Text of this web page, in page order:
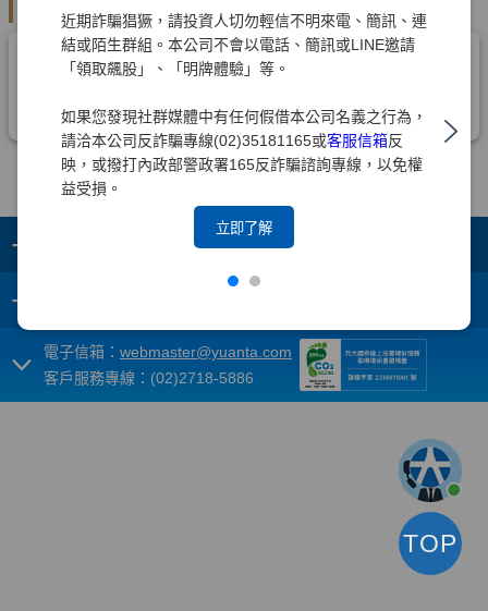
近期詐騙猖獗，請投資人切勿輕信不明來電、簡訊、連
結或陌生群組。本公司不會以電話、簡訊或LINE邀請
「領取飆股」、「明牌體驗」等。
如果您發現社群媒體中有任何假借本公司名義之行為，
請洽本公司反詐騙專線(02)35181165或客服信箱反
映，或撥打內政部警政署165反詐騙諮詢專線，以免權
益受損。
立即了解
+
+
電子信箱： webmaster@yuanta.com
客戶服務專線：(02)2718-5886
TOP